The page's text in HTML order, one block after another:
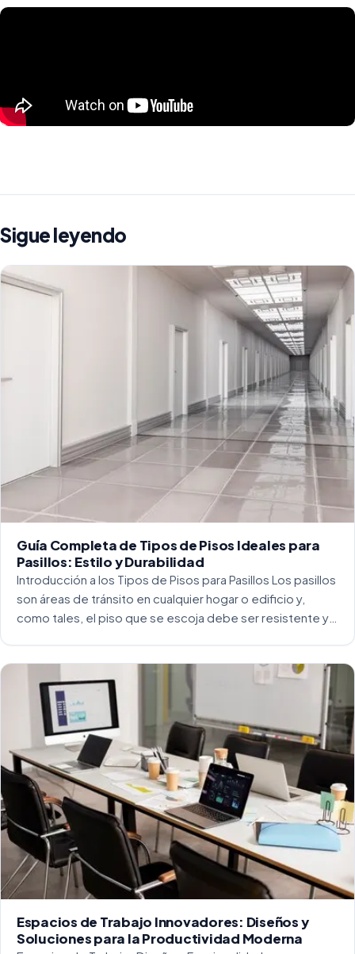
Sigue leyendo
Guía Completa de Tipos de Pisos Ideales para
Pasillos: Estilo y Durabilidad
Introducción a los Tipos de Pisos para Pasillos Los pasillos
son áreas de tránsito en cualquier hogar o edificio y,
como tales, el piso que se escoja debe ser resistente y
Espacios de Trabajo Innovadores: Diseños y
Soluciones para la Productividad Moderna